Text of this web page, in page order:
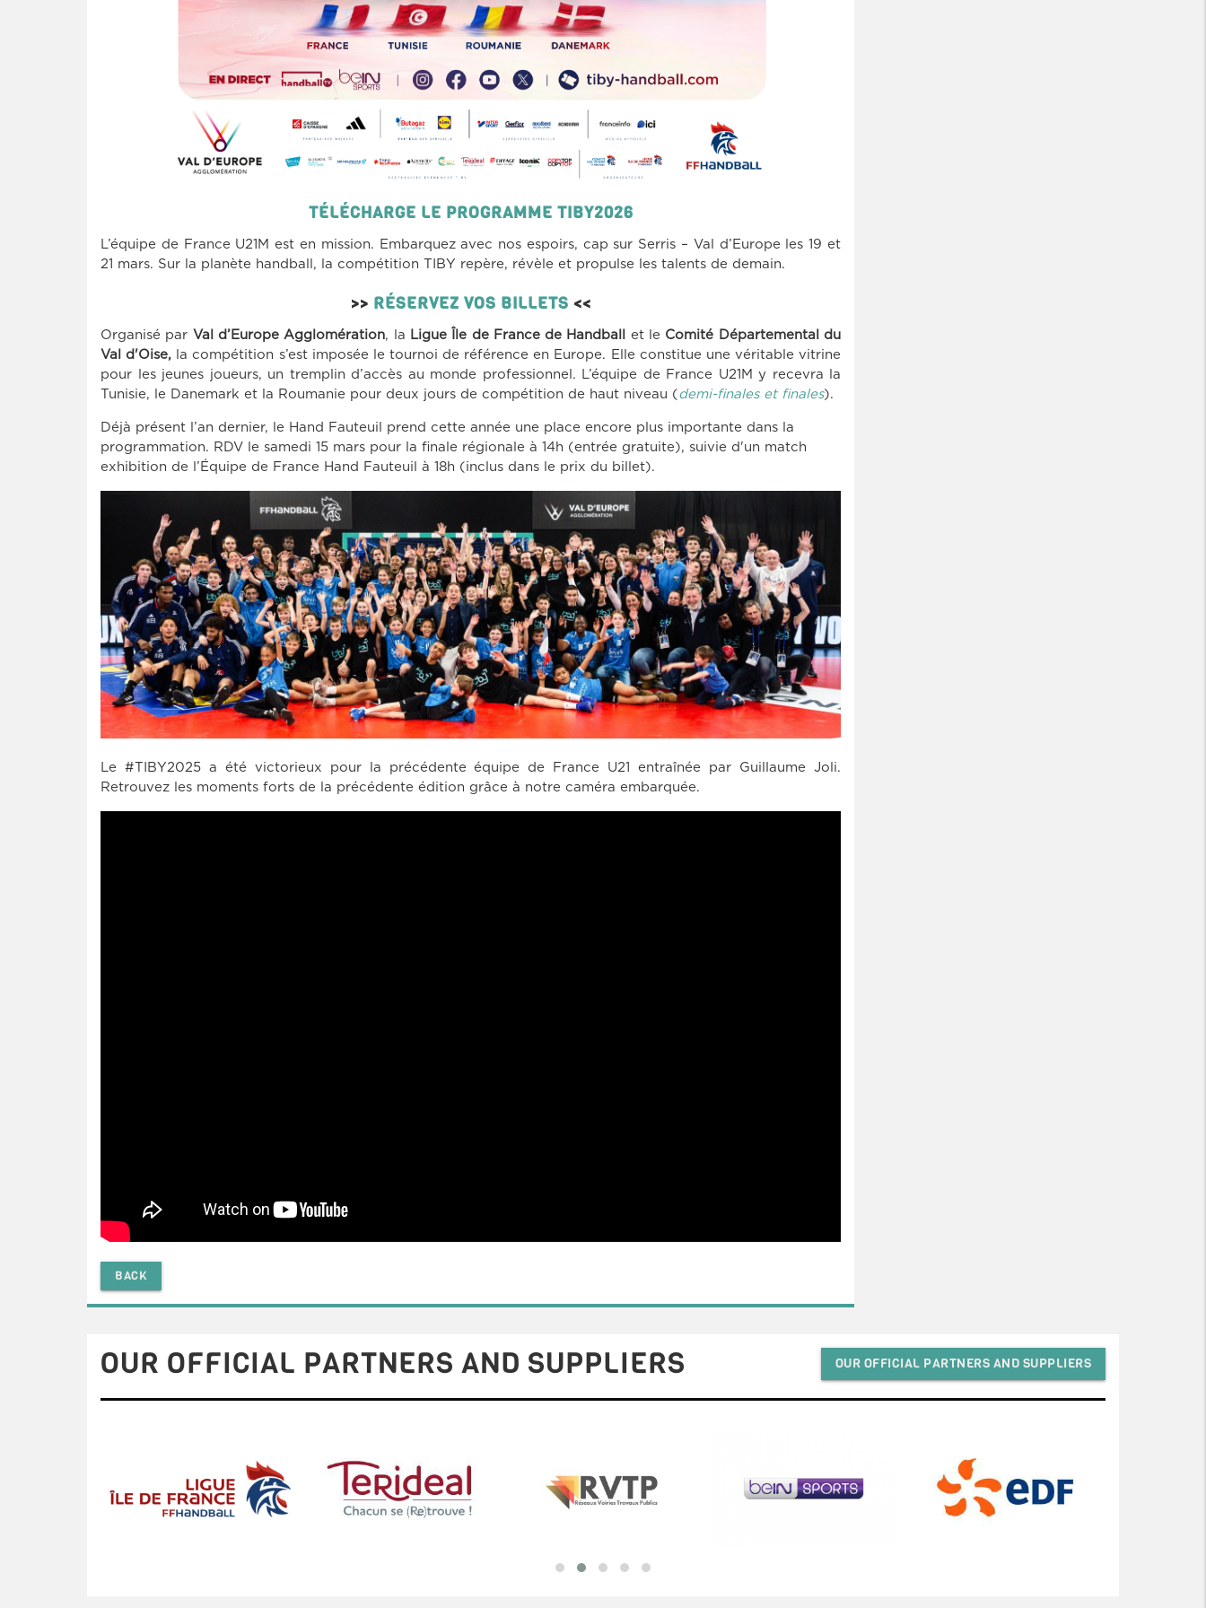
TÉLÉCHARGE LE PROGRAMME TIBY2026
L’équipe de France U21M est en mission. Embarquez avec nos espoirs, cap sur Serris – Val d’Europe les 19 et
21 mars. Sur la planète handball, la compétition TIBY repère, révèle et propulse les talents de demain.
>> RÉSERVEZ VOS BILLETS <<
Organisé par Val d’Europe Agglomération, la Ligue Île de France de Handball et le Comité Départemental du
Val d'Oise, la compétition s’est imposée le tournoi de référence en Europe. Elle constitue une véritable vitrine
pour les jeunes joueurs, un tremplin d’accès au monde professionnel. L’équipe de France U21M y recevra la
Tunisie, le Danemark et la Roumanie pour deux jours de compétition de haut niveau (demi-finales et finales).
Déjà présent l’an dernier, le Hand Fauteuil prend cette année une place encore plus importante dans la
programmation. RDV le samedi 15 mars pour la finale régionale à 14h (entrée gratuite), suivie d'un match
exhibition de l’Équipe de France Hand Fauteuil à 18h (inclus dans le prix du billet).
Le #TIBY2025 a été victorieux pour la précédente équipe de France U21 entraînée par Guillaume Joli.
Retrouvez les moments forts de la précédente édition grâce à notre caméra embarquée.
BACK
OUR OFFICIAL PARTNERS AND SUPPLIERS OUR OFFICIAL PARTNERS AND SUPPLIERS